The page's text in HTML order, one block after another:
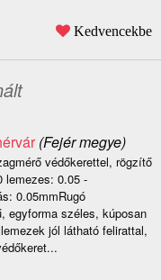
Kedvencekbe
(Fejér megye)
védőkerettel, rögzítő
lemezes: 0.05 -
0.05mmRugó
egyforma széles, kúposan
jól látható felirattal,